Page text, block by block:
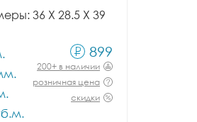
36 X 28.5 X 39
899
200+ в наличии
розничная цена
скидки